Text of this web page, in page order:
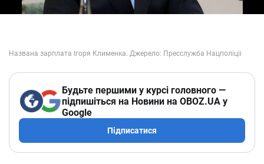
Будьте першими у курсі головного —
підпишіться на Новини на OBOZ.UA у
Google
Підписатися